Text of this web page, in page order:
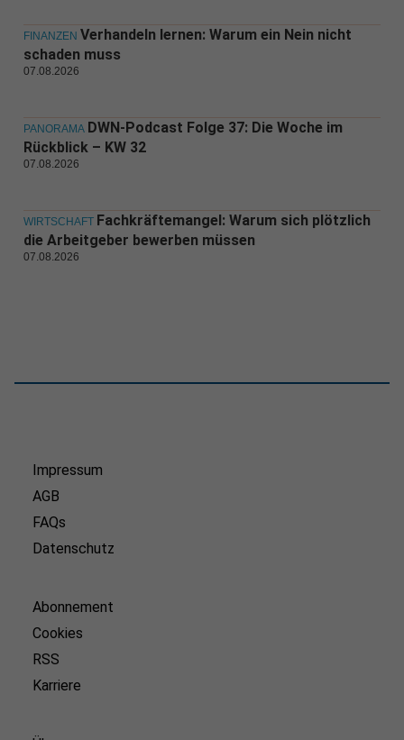
FINANZEN Verhandeln lernen: Warum ein Nein nicht
schaden muss
07.08.2026
PANORAMA DWN-Podcast Folge 37: Die Woche im
Rückblick – KW 32
07.08.2026
WIRTSCHAFT Fachkräftemangel: Warum sich plötzlich
die Arbeitgeber bewerben müssen
07.08.2026
Impressum
AGB
FAQs
Datenschutz
Abonnement
Cookies
RSS
Karriere